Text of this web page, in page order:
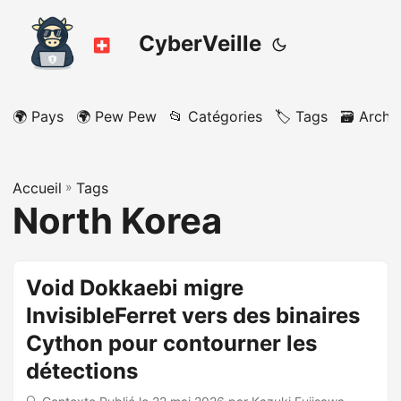
CyberVeille
🌍 Pays 🌍 Pew Pew 📂 Catégories 🏷️ Tags 🗃️
Accueil » Tags
North Korea
Void Dokkaebi migre
InvisibleFerret vers des binaires
Cython pour contourner les
détections